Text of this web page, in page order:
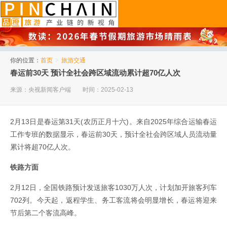
你的位置： 首页 > 旅游交通
春运前30天 预计全社会跨区域流动累计超70亿人次
来源：央视新闻客户端 时间：2025-02-13
2月13日是春运第31天(农历正月十六)。来自2025年综合运输春运
工作专班的数据显示，春运前30天，预计全社会跨区域人员流动量
累计将超70亿人次。
铁路方面
2月12日，全国铁路预计发送旅客1030万人次，计划加开旅客列车
702列。今天起，返程学生、务工客流将会明显增长，春运将迎来
节后第二个客流高峰。